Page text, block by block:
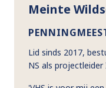
Meinte
Lid sinds 2017,
NS als projectleider